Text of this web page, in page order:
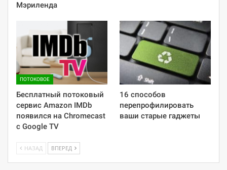
Мэриленда
ПОТОКОВОЕ
Бесплатный потоковый
сервис Amazon IMDb
появился на Chromecast
с Google TV
16 способов
перепрофилировать
ваши старые гаджеты
НАЗАД ВПЕРЕД